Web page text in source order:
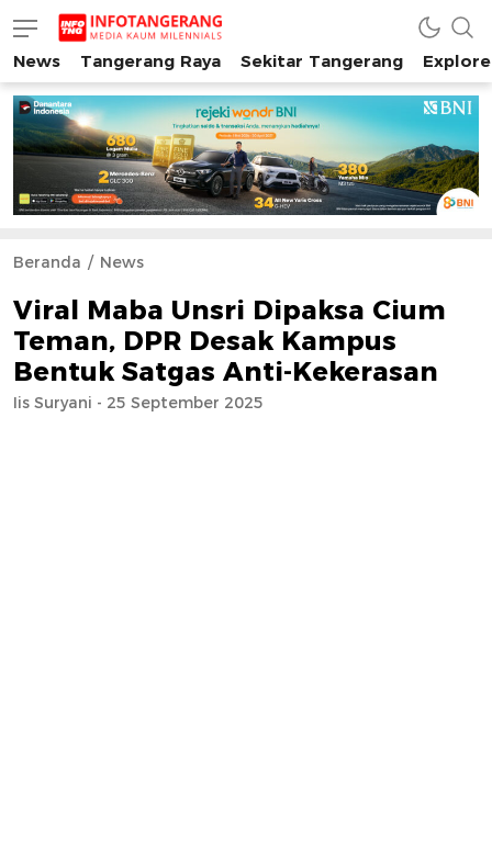
INFO TANGERANG
Media Kaum Millenials Tangerang Raya
News Tangerang Raya Sekitar Tangerang
Beranda News
Viral Maba Unsri Dipaksa Cium
Teman, DPR Desak Kampus
Bentuk Satgas Anti-Kekerasan
Iis Suryani - 25 September 2025